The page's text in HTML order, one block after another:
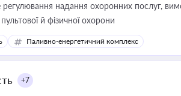
надання охоронних послуг,
й фізичної охорони
Паливно-енергетичний комплекс
+7